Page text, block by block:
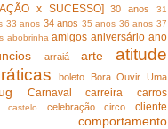
x SUCESSO] 30 anos
31
33 anos 34 anos 35 anos 36 anos 37
abobrinha amigos aniversário ano
arraiá arte
atitude
boleto Bora Ouvir Uma
Carnaval carreira
carros
castelo celebração circo cliente
comportamento